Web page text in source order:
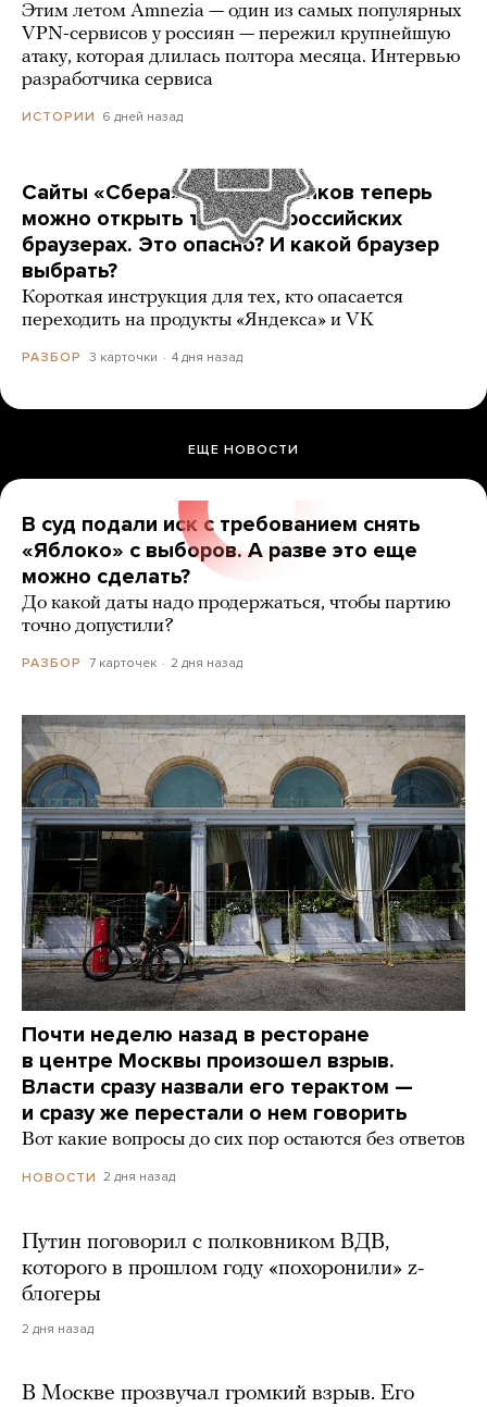
Этим летом Amnezia — один из самых популярных
VPN-сервисов у россиян — пережил крупнейшую
атаку, которая длилась полтора месяца. Интервью
разработчика сервиса
ИСТОРИИ 6 дней назад
Сайты «Сбера» и других банков теперь
можно открыть только в российских
браузерах. Это опасно? И какой браузер
выбрать?
Короткая инструкция для тех, кто опасается
переходить на продукты «Яндекса» и VK
РАЗБОР 3 карточки 4 дня назад
ЕЩЕ НОВОСТИ
В суд подали иск с требованием снять
«Яблоко» с выборов. А разве это еще
можно сделать?
До какой даты надо продержаться, чтобы партию
точно допустили?
РАЗБОР 7 карточек 2 дня назад
Почти неделю назад в ресторане
в центре Москвы произошел взрыв.
Власти сразу назвали его терактом —
и сразу же перестали о нем говорить
Вот какие вопросы до сих пор остаются без ответов
НОВОСТИ 2 дня назад
Путин поговорил с полковником ВДВ,
которого в прошлом году «похоронили» z-
блогеры
2 дня назад
В Москве прозвучал громкий взрыв. Его